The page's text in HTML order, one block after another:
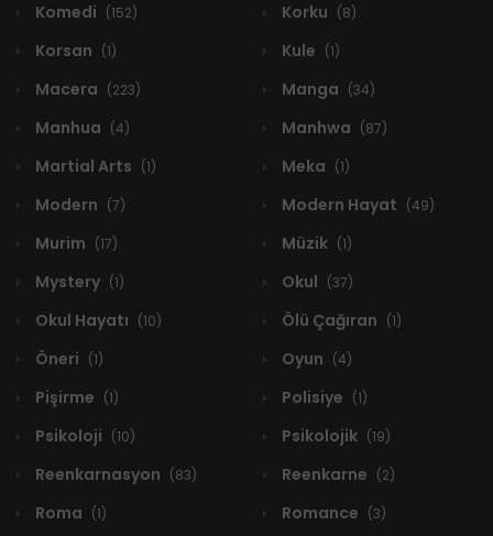
Komedi (152) Korku (8)
Korsan (1) Kule (1)
Macera (223) Manga (34)
Manhua (4) Manhwa (87)
Martial Arts (1) Meka (1)
Modern (7) Modern Hayat (49)
Murim (17) Müzik (1)
Mystery (1) Okul (37)
Okul Hayatı (10) Ölü Çağıran (1)
Öneri (1) Oyun (4)
Pişirme (1) Polisiye (1)
Psikoloji (10) Psikolojik (19)
Reenkarnasyon (83) Reenkarne (2)
Roma (1) Romance (3)